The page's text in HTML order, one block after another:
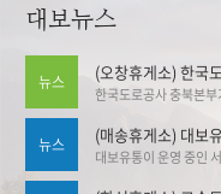
대보뉴스
뉴스
뉴스